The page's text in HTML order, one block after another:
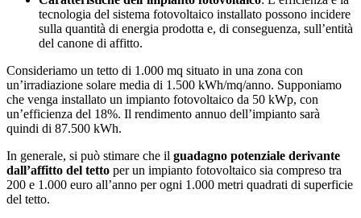
tecnologia del sistema fotovoltaico installato possono incidere
sulla quantità di energia prodotta e, di conseguenza, sull’entità
del canone di affitto.
Consideriamo un tetto di 1.000 mq situato in una zona con
un’irradiazione solare media di 1.500 kWh/mq/anno. Supponiamo
che venga installato un impianto fotovoltaico da 50 kWp, con
un’efficienza del 18%. Il rendimento annuo dell’impianto sarà
quindi di 87.500 kWh.
In generale, si può stimare che il guadagno potenziale derivante
dall’affitto del tetto per un impianto fotovoltaico sia compreso tra
200 e 1.000 euro all’anno per ogni 1.000 metri quadrati di superficie
del tetto.